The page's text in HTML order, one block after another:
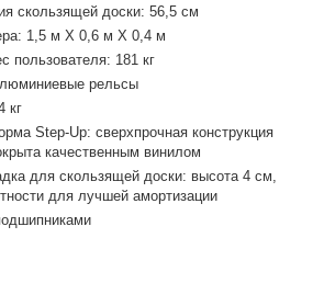
скользящей доски: 56,5 см
1,5 м X 0,6 м X 0,4 м
пользователя: 181 кг
рельсы
кг
Step-Up: сверхпрочная конструкция
качественным винилом
для скользящей доски: высота 4 см,
для лучшей амортизации